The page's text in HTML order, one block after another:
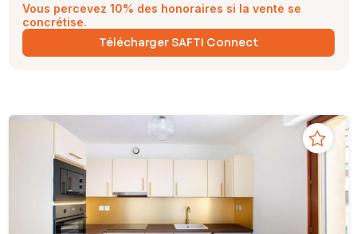
Vous percevez 10% des honoraires si la vente se
concrétise.
Télécharger SAFTI Connect